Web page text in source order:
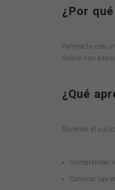
¿Por
Formarte con
online con
¿Qué
Durante el
Comprender
Conocer las